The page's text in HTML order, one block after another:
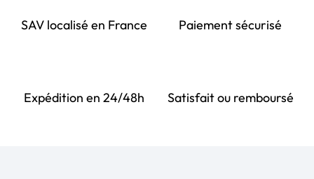
SAV localisé en France Paiement sécurisé
Expédition en 24/48h Satisfait ou remboursé